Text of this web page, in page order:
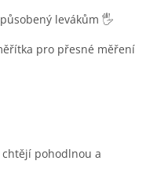
levákům 🖐️
pro přesné měření
chtějí pohodlnou a